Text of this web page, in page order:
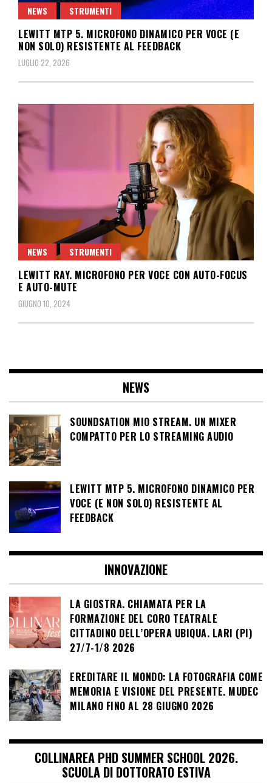
NEWS STRUMENTI
LEWITT MTP 5. MICROFONO DINAMICO PER VOCE (E
NON SOLO) RESISTENTE AL FEEDBACK
LUGLIO 22, 2026
NEWS STRUMENTI
LEWITT RAY. MICROFONO PER VOCE CON AUTO-FOCUS
E AUTO-MUTE
GIUGNO 10, 2024
NEWS
SOUNDSATION MIO STREAM. UN MIXER
COMPATTO PER LO STREAMING AUDIO
LEWITT MTP 5. MICROFONO DINAMICO PER
VOCE (E NON SOLO) RESISTENTE AL
FEEDBACK
INNOVAZIONE
LA GIOSTRA. CHIAMATA PER LA
FORMAZIONE DEL CORO TEATRALE
CITTADINO DELL’OPERA UBIQUA. LARI (PI)
27/7-1/8 2026
EREDITARE IL MONDO: LA FOTOGRAFIA COME
MEMORIA E VISIONE DEL PRESENTE. MUDEC
MILANO FINO AL 28 GIUGNO 2026
COLLINAREA PHD SUMMER SCHOOL 2026.
SCUOLA DI DOTTORATO ESTIVA